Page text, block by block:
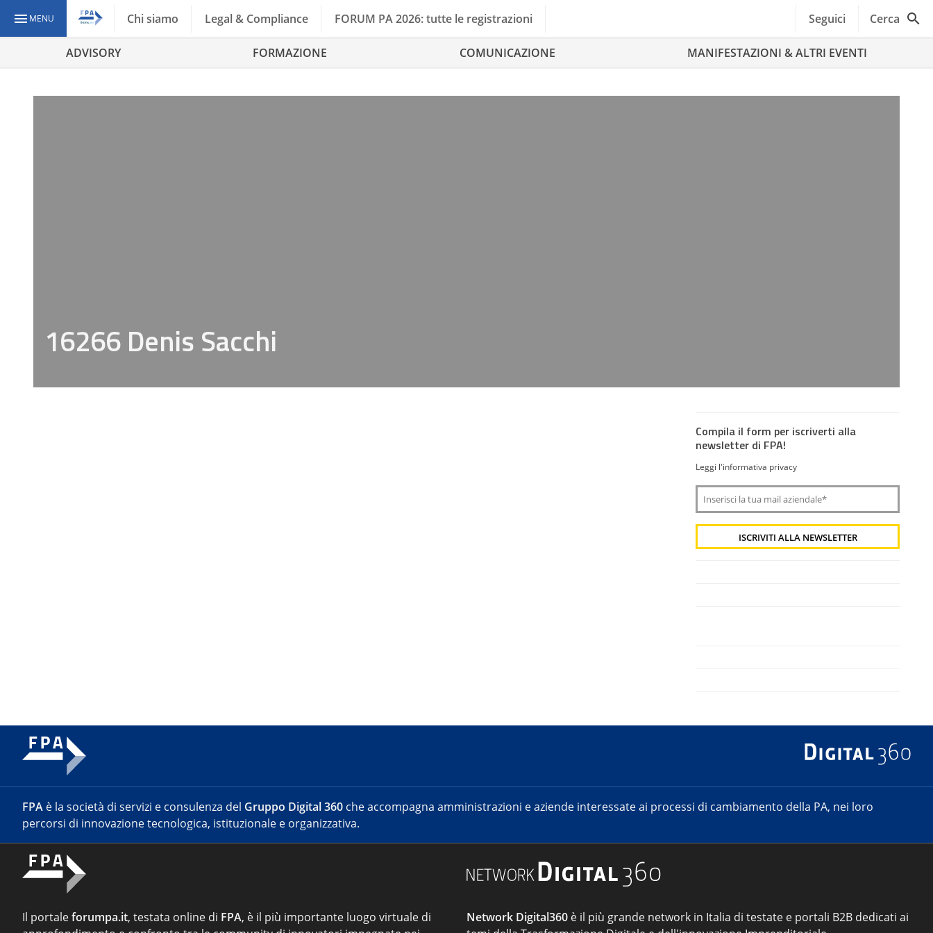
MENU Chi siamo Legal & Compliance FORUM PA 2026: tutte le registrazioni Seguici Cerca
ADVISORY FORMAZIONE COMUNICAZIONE MANIFESTAZIONI & ALTRI EVENTI
16266 Denis Sacchi
Compila il form per iscriverti alla
newsletter di FPA!
Leggi l'informativa privacy
FPA è la società di servizi e consulenza del Gruppo Digital 360 che accompagna amministrazioni e aziende interessate ai processi di cambiamento della PA, nei loro
percorsi di innovazione tecnologica, istituzionale e organizzativa.
Il portaleforumpa.it, testata online di FPA, è il più importante luogo virtuale di
Network Digital360 è il più grande network in Italia di testate e portali B2B dedicati ai